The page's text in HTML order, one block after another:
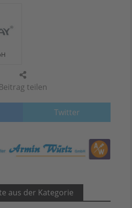
Beitrag teilen
Twitter
aus der Kategorie